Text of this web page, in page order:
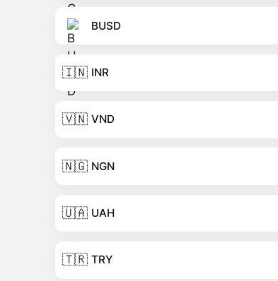
BUSD
🇮🇳 INR
🇻🇳 VND
🇳🇬 NGN
🇺🇦 UAH
🇹🇷 TRY